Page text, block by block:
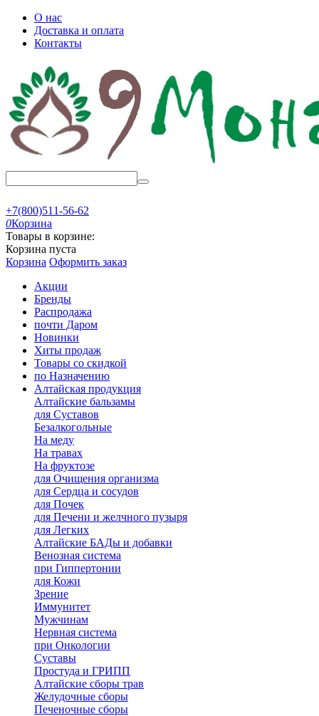
О нас
Доставка и оплата
Контакты
+7(800)511-56-62
0Корзина
Товары в корзине:
Корзина пуста
Корзина Оформить заказ
Акции
Бренды
Распродажа
почти Даром
Новинки
Хиты продаж
Товары со скидкой
по Назначению
Алтайская продукция
Алтайские бальзамы
для Суставов
Безалкогольные
На меду
На травах
На фруктозе
для Очищения организма
для Сердца и сосудов
для Почек
для Печени и желчного пузыря
для Легких
Алтайские БАДы и добавки
Венозная система
при Гиппертонии
для Кожи
Зрение
Иммунитет
Мужчинам
Нервная система
при Онкологии
Суставы
Простуда и ГРИПП
Алтайские сборы трав
Желудочные сборы
Печеночные сборы